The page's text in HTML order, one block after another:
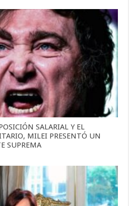
SALARIAL Y EL
MILEI PRESENTÓ UN
SUPREMA